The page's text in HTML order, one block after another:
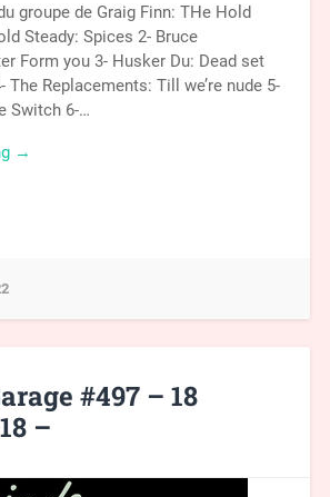
groupe de Graig Finn: THe Hold
Steady: Spices 2- Bruce
Form you 3- Husker Du: Dead set
Replacements: Till we’re nude 5-
Switch 6-…
→
#497 – 18
–